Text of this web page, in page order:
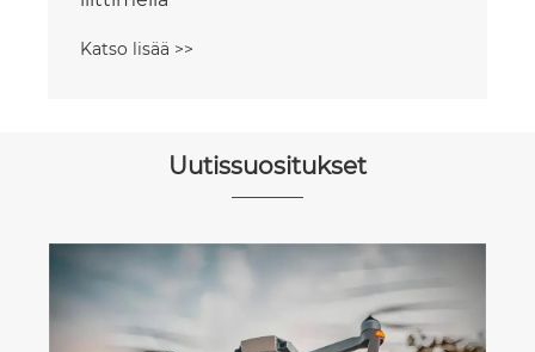
Katso lisää >>
Uutissuositukset